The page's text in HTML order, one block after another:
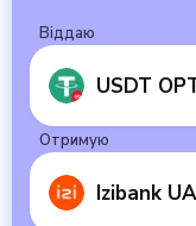
Віддаю
USDT
Отримую
Izibank